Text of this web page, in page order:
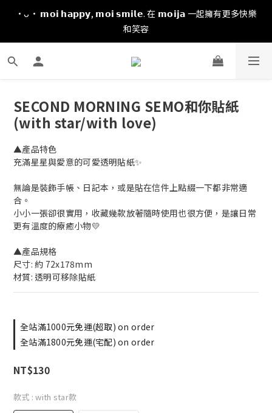
·ᴗ· 𝗺𝗼𝗶 𝗵𝗮𝗽𝗽𝘆, 𝗺𝗼𝗶 𝘀𝗺𝗶𝗹𝗲. 在 𝗺𝗼𝗶𝗷𝗮 一起擁有更多快樂
和笑容
SECOND MORNING SEMO和你貼紙
(with star/with love)
▲產品特色
充滿星星與愛意的可愛透明貼紙✨
無論是裝飾手帳、日記本，或是貼在信件上點綴一下都非常適
合。
小小一張卻很實用，收藏幾款放著隨時使用也很方便，是讓日常
更有溫度的療癒小物💛
▲產品規格
尺寸: 約 72x178mm
材質: 透明可移除貼紙
全站滿1000元免運(超取) on order
全站滿1800元免運(宅配) on order
NT$130
款式 : with star款